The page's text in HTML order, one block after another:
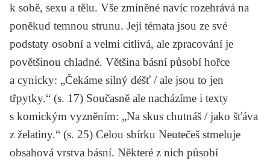
k sobě, sexu a tělu. Vše zmíněné navíc rozehrává na
poněkud temnou strunu. Její témata jsou ze své
podstaty osobní a velmi citlivá, ale zpracování je
povětšinou chladné. Většina básní působí hořce
a cynicky: „Čekáme silný déšť / ale jsou to jen
třpytky.“ (s. 17) Současně ale nacházíme i texty
s komickým vyzněním: „Na skus chutnáš / jako šťáva
z želatiny.“ (s. 25) Celou sbírku Neutečeš stmeluje
obsahová vrstva básní. Některé z nich působí